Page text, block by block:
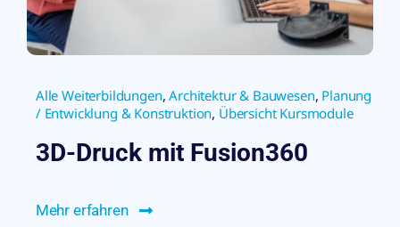
Alle Weiterbildungen,Architektur & Bauwesen, Planung
/ Entwicklung & Konstruktion, Übersicht Kursmodule
3D-Druck mit Fusion360
Mehr erfahren